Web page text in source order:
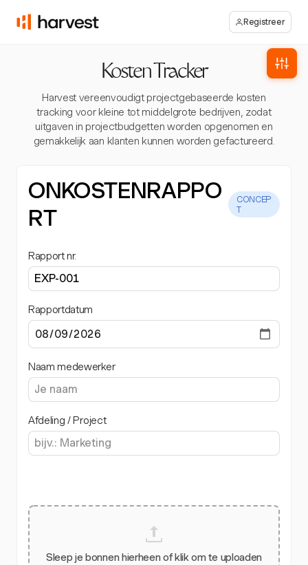
Registreer
Kosten Tracker
Harvest vereenvoudigt projectgebaseerde kosten
tracking voor kleine tot middelgrote bedrijven, zodat
uitgaven in projectbudgetten worden opgenomen en
gemakkelijk aan klanten kunnen worden gefactureerd.
ONKOSTENRAPPO
RT
CONCEP
T
Rapport nr.
Rapportdatum
Naam medewerker
Afdeling / Project
Sleep je bonnen hierheen of klik om te uploaden